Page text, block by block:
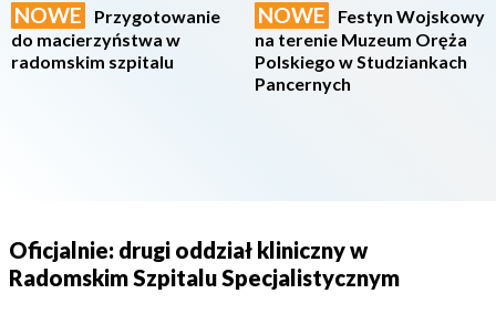
NOWE
Przygotowanie
do macierzyństwa w
radomskim szpitalu
NOWE
Festyn Wojskowy
na terenie Muzeum Oręża
Polskiego w Studziankach
Pancernych
Oficjalnie: drugi oddział kliniczny w
Radomskim Szpitalu Specjalistycznym